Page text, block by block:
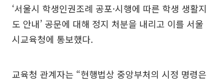
‘서울시 학생인권조례 공포·시행에 따른 학생 생활지
도 안내’ 공문에 대해 정지 처분을 내리고 이를 서울
시교육청에 통보했다.
교육청 관계자는 “현행법상 중앙부처의 시정 명령은